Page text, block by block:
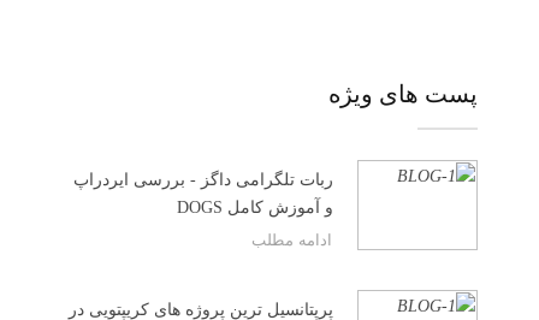
پست های ویژه
ربات تلگرامی داگز - بررسی ایردراپ
و آموزش کامل DOGS
ادامه مطلب
پرپتانسیل ترین پروژه های کریپتویی در